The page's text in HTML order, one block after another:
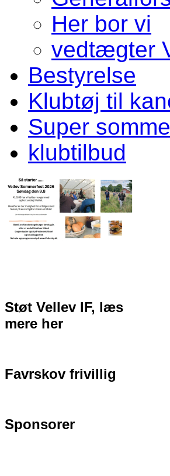
Her bor vi
vedtægter
Bestyrelse
Klubtøj til
Super
klubtilbud
Støt Vellev IF, læs
mere her
Favrskov frivillig
Sponsorer